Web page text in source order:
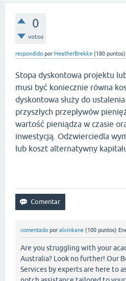
0
votos
respondido por HeatherBrekke (180 puntos)
Stopa dyskontowa projektu
musi być koniecznie równa
dyskontowa służy do
przyszłych przepływów
wartość pieniądza w czasie
inwestycją. Odzwierciedla
lub koszt alternatywny
comentado por alvinkane (100 puntos)
Are you struggling with your
Australia? Look no further! Our
Services by experts are here to